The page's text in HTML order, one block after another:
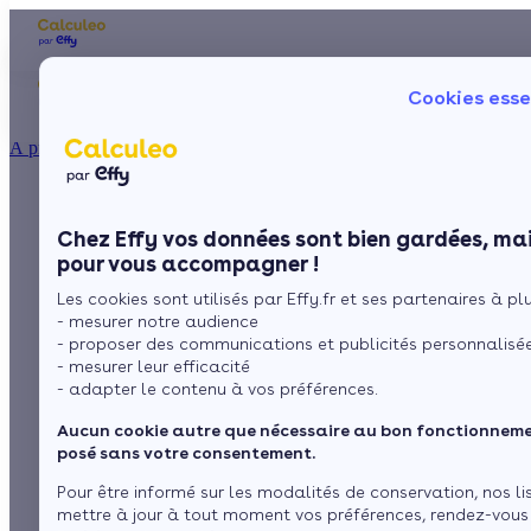
Cookies
Chez Effy vos données sont bien gardées,
pour vous accompagner !
Les cookies sont utilisés par Effy.fr et ses partenaires à
- mesurer notre audience
- proposer des communications et publicités
- mesurer leur efficacité
- adapter le contenu à vos préférences.
Aucun cookie autre que nécessaire au bon
posé sans votre consentement.
Pour être informé sur les modalités de conservation, nos
mettre à jour à tout moment vos préférences, rendez-
À propos
Ma Prime Rénov'
Le chèque énergie
La TVA réduite
L'éco-prêt à taux zéro
Trouver mes aides
Nos conseils
Sol
Fenêtres
Thermostat connecté
pour pompe à chaleur
: tout savoir
Sommaire
Fonctionnement d'un thermostat connecté pour pompe à